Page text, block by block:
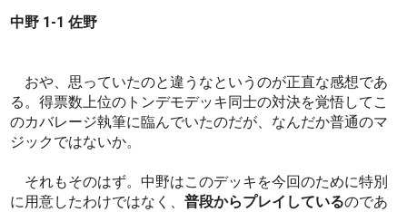
中野 1-1 佐野
おや、思っていたのと違うなというのが正直な感想であ
る。得票数上位のトンデモデッキ同士の対決を覚悟してこ
のカバレージ執筆に臨んでいたのだが、なんだか普通のマ
ジックではないか。
それもそのはず。中野はこのデッキを今回のために特別
に用意したわけではなく、普段からプレイしているのであ